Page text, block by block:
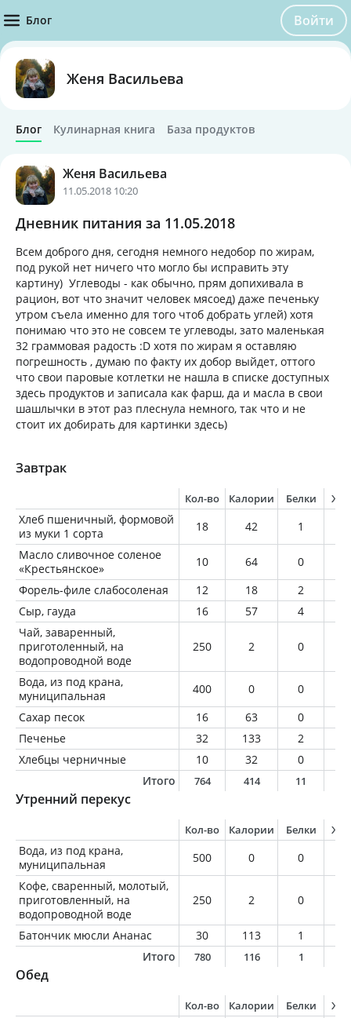
Блог Войти
Женя Васильева
Блог Кулинарная книга База продуктов
Женя Васильева
11.05.2018 10:20
Дневник питания за 11.05.2018
Всем доброго дня, сегодня немного недобор по жирам,
под рукой нет ничего что могло бы исправить эту
картину) Углеводы - как обычно, прям допихивала в
рацион, вот что значит человек мясоед) даже печеньку
утром съела именно для того чтоб добрать углей) хотя
понимаю что это не совсем те углеводы, зато маленькая
32 граммовая радость :D хотя по жирам я оставляю
погрешность , думаю по факту их добор выйдет, оттого
что свои паровые котлетки не нашла в списке доступных
здесь продуктов и записала как фарш, да и масла в свои
шашлычки в этот раз плеснула немного, так что и не
стоит их добирать для картинки здесь)
Завтрак
Кол-во Калории Белки
Хлеб пшеничный, формовой
из муки 1 сорта
18 42 1
Масло сливочное соленое
«Крестьянское»
10 64 0
Форель-филе слабосоленая
12 18 2
Сыр, гауда
16 57 4
Чай, заваренный,
приготоленный, на
водопроводной воде
250 2 0
Вода, из под крана,
муниципальная
400 0 0
Сахар песок
16 63 0
Печенье
32 133 2
Хлебцы черничные
10 32 0
Итого
764 414 11
Утренний перекус
Кол-во Калории Белки
Вода, из под крана,
муниципальная
500 0 0
Кофе, сваренный, молотый,
приготовленный, на
водопроводной воде
250 2 0
Батончик мюсли Ананас 30 113 1
Итого
780 116 1
Обед
Кол-во Калории Белки